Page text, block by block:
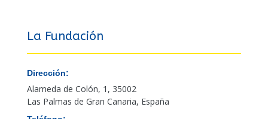
La Fundación
Dirección:
Alameda de Colón, 1, 35002
Las Palmas de Gran Canaria, España